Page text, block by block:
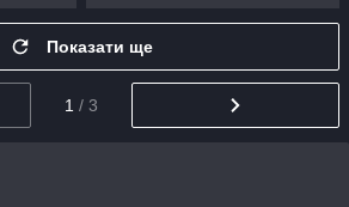
Показати ще
1 / 3